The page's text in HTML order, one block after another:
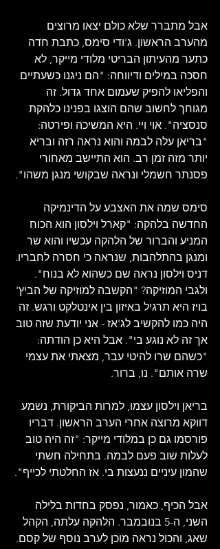
אבל מתברר שלא כולם יצאו מרוצים
מהערב הראשון. ג'ודי סימס, כתבת חדה
כתער מהעיתון הבריטי מלודי מייקר, לא
חסכה במילים ודיווחה: "הם ניגנו כשעתיים
והפליאו להפיק שעמום אחד גדול. זה
מגוחך לחשוב שהם הוצגו בפנינו כלהקת
סנסציה". אוי ויי. היא המשיכה ופירטה:
"בריאן עלה לבמה והוא נראה רזה ובריא
יותר מזה זמן רב. הוא התיישב מאחורי
פסנתר חשמלי ונראה שבקושי מנגן משהו".
סימס שמה את האצבע על הדינמיקה
החדשה בלהקה: "קארל וילסון הוא הכוח
המניע והברור של הלהקה עכשיו והוא שר
ומנגן בהתלהבות, שנראה כי חסרה לחבריו.
דניס וילסון נראה שם כשהוא לא בנוח".
ולגבי המוזיקה? "הקשבה למוזיקה של הביץ'
בויז היא תרגיל באיזון בין אינטלקט ורגש. זה
היה כמו להקשיב לג'אז - אני יודעת שזה טוב
אך זה לא נוגע בי". אבל היא כן הודתה:
"כשהם שרו להיטי עבר, מצאתי את עצמי
שרה אותם". נו, ברור.
בריאן וילסון עצמו, למרות הביקורת, נשמע
דווקא מרוצה אחרי הערב הראשון. דבריו
פורסמו גם כן במלודי מייקר: "זה היה טוב
לעלות שוב פעם לבמה. בתחילה חשתי
שהמון עיניים ננעצות בי. אז החלטתי לכייף".
אבל הכיף, כאמור, נפסק בחדות בלילה
השני, ה-5 בנובמבר. הלהקה עלתה, הקהל
שאג, והכול נראה מוכן לערב נוסף של קסם.